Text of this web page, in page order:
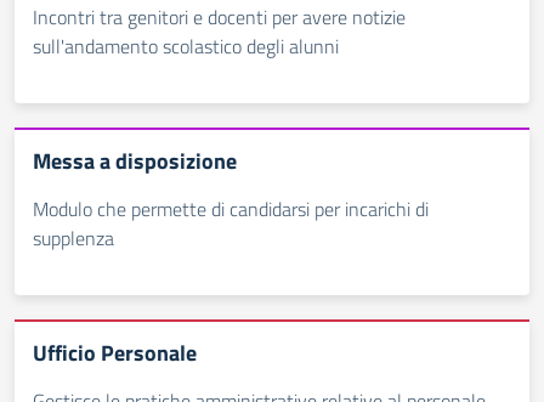
Incontri tra genitori e docenti per avere notizie
sull'andamento scolastico degli alunni
Messa a disposizione
Modulo che permette di candidarsi per incarichi di
supplenza
Ufficio Personale